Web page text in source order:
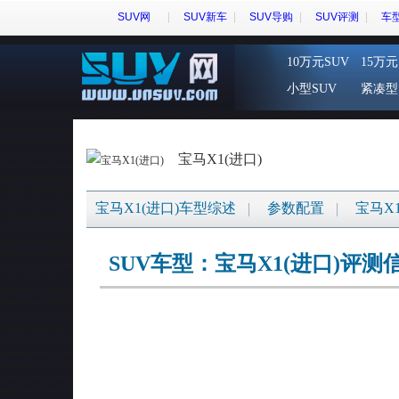
SUV网 SUV新车 SUV导购 SUV评测 车
10万元SUV
15万
小型SUV
紧凑
宝马X1(进口)
宝马X1(进口)车型综述 参数配置 宝马
SUV车型：宝马X1(进口)评测